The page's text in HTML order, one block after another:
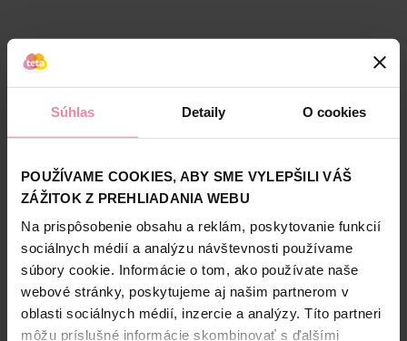
Súhlas Detaily O cookies
POUŽÍVAME COOKIES, ABY SME VYLEPŠILI VÁŠ
ZÁŽITOK Z PREHLIADANIA WEBU
Na prispôsobenie obsahu a reklám, poskytovanie funkcií
sociálnych médií a analýzu návštevnosti používame
súbory cookie. Informácie o tom, ako používate naše
webové stránky, poskytujeme aj našim partnerom v
oblasti sociálnych médií, inzercie a analýzy. Títo partneri
môžu príslušné informácie skombinovať s ďalšími
Široká paleta produktov od aviváží, pracích práškov, gélov
a kapsúl až po vonné perličky pomáha udržať sviežosť
vašej bielizne ešte dlho po vypraní. Lenor nielen perfektne
čistí, ale navyše je aj šetrný k pokožke, a teda skvelý pre
Informácie o výrobcovi
PaG
Zloženie
Alternatívne produkty